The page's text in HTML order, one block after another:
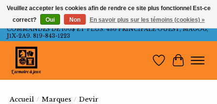
LIVRAISON GRATUITE AU QUÉBEC ET ONTARIO POUR LES
COMMANDES DE 100$ ET PLUS. 436 PRINCIPALE OUEST, MAGOG,
J1X-2A9. 819-843-1223
Liste dePanier
Accueil / Marques / Devir
Veuillez accepter les cookies afin de rendre ce site plus fonctionnel Est-ce
correct?
Oui Non En savoir plus sur les témoins (cookies) »